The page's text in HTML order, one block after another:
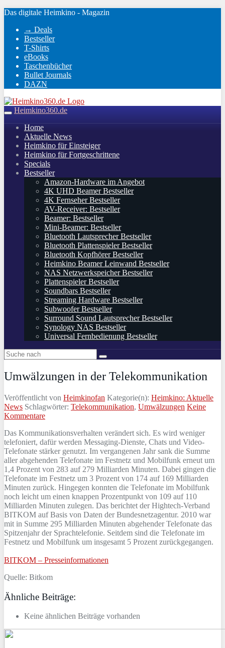
Skip
main
content
Das digitale Heimkino - Magazin
→ Deals
Bestseller
T-Shirts
eBooks
Taschenbücher
Bullet Journals
DAZN
Toggle
navigation
Heimkino360.de
Home
Aktuelle News
Heimkino für Einsteiger
Heimkino für Fortgeschrittene
Specials
Bestseller
Amazon-Hardware im Angebot
4K UHD Beamer Bestseller
4K Fernseher Bestseller
AV-Receiver: Bestseller
Beamer: Bestseller
Mini-Beamer: Bestseller
Bluetooth Lautsprecher Bestseller
Bluetooth Plattenspieler Bestseller
Bluetooth Kopfhörer Bestseller
Heimkino Beamer Leinwand Bestseller
NAS Netzwerkspeicher Bestseller
Plattenspieler Bestseller
Soundbars Bestseller
Streaming Hardware Bestseller
Subwoofer Bestseller
Surround Sound Lautsprecher Bestseller
Synology NAS Bestseller
Universal Fernbedienung Bestseller
Umwälzungen in der Telekommunikation
Veröffentlicht von Heimkinofan Kategorie(n): Heimkino: Aktuelle
News Schlagwörter: Telekommunikation, Umwälzungen Keine
Kommentare
Das Kommunikationsverhalten verändert sich. Es wird weniger
telefoniert, dafür werden Messaging-Dienste, Chats und Video-
Telefonate stärker genutzt. Im vergangenen Jahr sank die Summe
aller abgehenden Telefonate im Festnetz und Mobilfunk erneut um
1,4 Prozent von 283 auf 279 Milliarden Minuten. Dabei gingen die
Telefonate im Festnetz um 3 Prozent von 174 auf 169 Milliarden
Minuten zurück. Hingegen konnten die Telefonate im Mobilfunk
noch leicht um einen knappen Prozentpunkt von 109 auf 110
Milliarden Minuten zulegen. Das berichtet der Hightech-Verband
BITKOM auf Basis von Daten der Bundesnetzagentur. 2010 war
mit in Summe 295 Milliarden Minuten abgehender Telefonate das
Spitzenjahr der Sprachtelefonie. Seitdem sind die Telefonate im
Festnetz und Mobilfunk um insgesamt 5 Prozent zurückgegangen.
BITKOM – Presseinformationen
Quelle: Bitkom
Ähnliche Beiträge:
Keine ähnlichen Beiträge vorhanden